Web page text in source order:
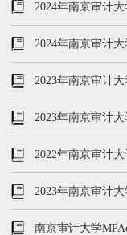
2024年南京审计
2024年南京审计
书
2023年南京审计
2023年南京审计
2022年南京审计
2023年南京审计
析
南京审计大学